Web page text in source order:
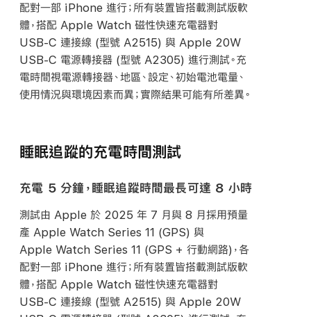
配對一部 iPhone 進行；所有裝置皆搭載測試版軟
體，搭配 Apple Watch 磁性快速充電器對
USB-C 連接線 (型號 A2515) 與 Apple 20W
USB-C 電源轉接器 (型號 A2305) 進行測試。充
電時間視電源轉接器、地區、設定、初始電池電量、
使用情況與環境因素而異；實際結果可能有所差異。
睡眠追蹤的充電時間測試
充電 5 分鐘，睡眠追蹤時間最長可達 8 小時
測試由 Apple 於 2025 年 7 月與 8 月採用預量
產 Apple Watch Series 11 (GPS) 與
Apple Watch Series 11 (GPS + 行動網路)，各
配對一部 iPhone 進行；所有裝置皆搭載測試版軟
體，搭配 Apple Watch 磁性快速充電器對
USB-C 連接線 (型號 A2515) 與 Apple 20W